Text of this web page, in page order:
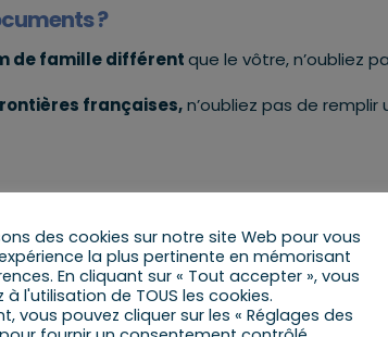
?
de famille différentque le vôtre, n’oubliez
françaises,n’oubliez pas de remplir
règles de la compagnie en terme de
ce qui vous contraindrait à payer un
aucun récipient excédantune capacité
articles de toilette…), sauf exceptions
des cookies sur notre site Web pour vous
la plus pertinente en mémorisant
En cliquant sur « Tout accepter », vous
à l'utilisation de TOUS les cookies.
vous pouvez cliquer sur les « Réglages des